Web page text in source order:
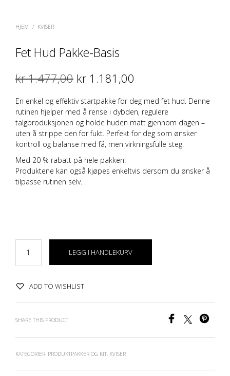
HJEM / KVISER
Fet Hud Pakke-Basis
kr1.477,00 Opprinnelig
var:
kr 1.477,00.
kr 1.181,00
er:
kr 1.181,00.
En enkel og effektiv startpakke for deg med fet hud. Denne
rutinen hjelper med å rense i dybden, regulere
talgproduksjonen og holde huden matt gjennom dagen –
uten å strippe den for fukt. Perfekt for deg som ønsker
kontroll og balanse med få, men virkningsfulle steg.
Med 20 % rabatt på hele pakken!
Produktene kan også kjøpes enkeltvis dersom du ønsker å
tilpasse rutinen selv.
LEGG I HANDLEKURV
ADD TO WISHLIST
SHARE THIS PRODUCT
KATEGORIER: PRODUKTPAKKER OG KIT, KVISER